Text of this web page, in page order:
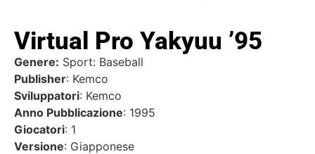
Virtual Pro Yakyuu ’95
Genere: Sport: Baseball
Publisher: Kemco
Sviluppatori: Kemco
Anno Pubblicazione: 1995
Giocatori: 1
Versione: Giapponese